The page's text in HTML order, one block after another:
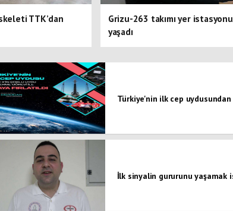
TTK’dan
Grizu-263 takımı yer
yaşadı
Türkiye'nin ilk cep uydusundan
İlk sinyalin gururunu yaşamak